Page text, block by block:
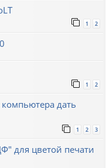
1 2
1 2
дать
1 2 3
для цветой печати